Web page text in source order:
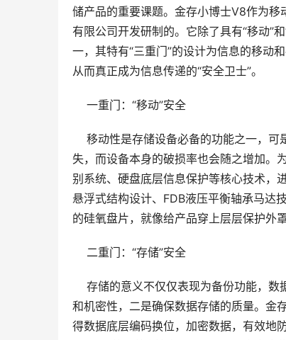
储产品的重要课题。金存小博士V8作为
有限公司开发研制的。它除了具有“移动”
一，其特有“三重门”的设计为信息的移动
从而真正成为信息传递的“安全卫士”。
一重门：“移动”安全
移动性是存储设备必备的功能之一，可
失，而设备本身的破损率也会随之增加。
别系统、硬盘底层信息保护等核心技术，
悬浮式结构设计、FDB液压平衡轴承马达
的硅氧盘片，就像给产品穿上层层保护外
二重门：“存储”安全
存储的意义不仅仅表现为备份功能，数
和机密性，二是确保数据存储的质量。金
得数据底层编码换位，加密数据，有效地